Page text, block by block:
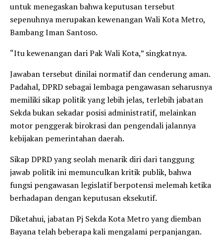
untuk menegaskan bahwa keputusan tersebut
sepenuhnya merupakan kewenangan Wali Kota Metro,
Bambang Iman Santoso.
“Itu kewenangan dari Pak Wali Kota,” singkatnya.
Jawaban tersebut dinilai normatif dan cenderung aman.
Padahal, DPRD sebagai lembaga pengawasan seharusnya
memiliki sikap politik yang lebih jelas, terlebih jabatan
Sekda bukan sekadar posisi administratif, melainkan
motor penggerak birokrasi dan pengendali jalannya
kebijakan pemerintahan daerah.
Sikap DPRD yang seolah menarik diri dari tanggung
jawab politik ini memunculkan kritik publik, bahwa
fungsi pengawasan legislatif berpotensi melemah ketika
berhadapan dengan keputusan eksekutif.
Diketahui, jabatan Pj Sekda Kota Metro yang diemban
Bayana telah beberapa kali mengalami perpanjangan.